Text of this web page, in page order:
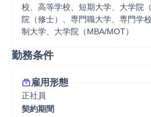
校、高等学校、短期大学、大学院
院（修士）、専門職大学、専門学
制大学、大学院（MBA/MOT）
勤務条件
雇用形態
正社員
契約期間